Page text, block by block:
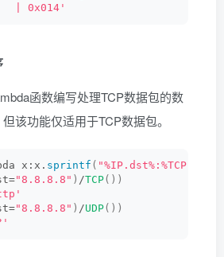
| 0x014'
函数编写处理TCP数据包的数
该功能仅适用于TCP数据包。
x:x.
sprintf (
"8.8.8.8" ) /TCP())
"8.8.8.8" ) /UDP())